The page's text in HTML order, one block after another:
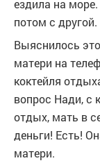
ездила на
потом с другой.
Выяснилось
матери на
коктейля
вопрос Нади, с
отдых, мать в
деньги! Есть!
матери.